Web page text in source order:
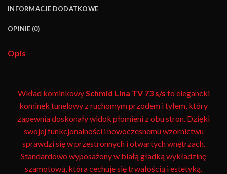
INFORMACJE DODATKOWE
OPINIE (0)
Opis
Wkład kominkowy Schmid Lina TV 73 s/s to elegancki
kominek tunelowy z ruchomym przodem i tyłem, który
zapewnia doskonały widok płomieni z obu stron. Dzięki
swojej funkcjonalności i nowoczesnemu wzornictwu
sprawdzi się w przestronnych i otwartych wnętrzach.
Standardowo wyposażony w białą gładką wykładzinę
szamotową, która cechuje się trwałością i estetyką.